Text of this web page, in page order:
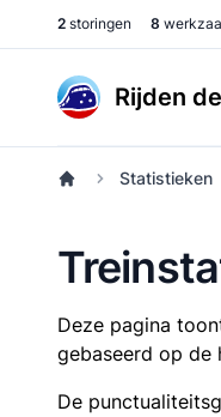
2 storingen 8
Rijden
Statistieken
Deze pagina
gebaseerd op de
De